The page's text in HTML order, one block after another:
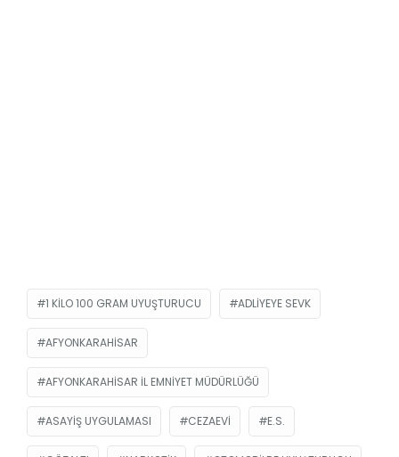
1 KILO 100 GRAM UYUŞTURUCU ADLIYEYE SEVK
AFYONKARAHISAR
AFYONKARAHISAR İL EMNIYET MÜDÜRLÜĞÜ
ASAYIŞ UYGULAMASI CEZAEVI E.S.